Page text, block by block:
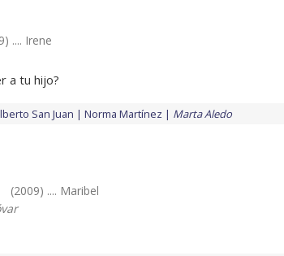
.... Irene
a tu hijo?
San Juan Norma Martínez Marta Aledo
(2009) .... Maribel